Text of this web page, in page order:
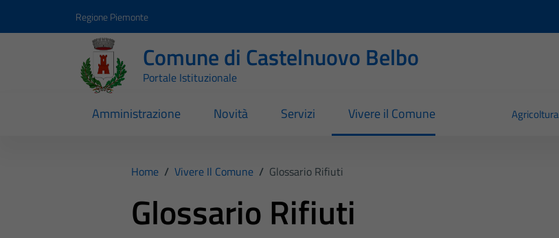
Regione Piemonte
Comune di Castelnuovo Belbo
Portale Istituzionale
Amministrazione Novità Servizi Vivere il Comune Agricoltura
Home / Vivere Il Comune / Glossario Rifiuti
Glossario Rifiuti